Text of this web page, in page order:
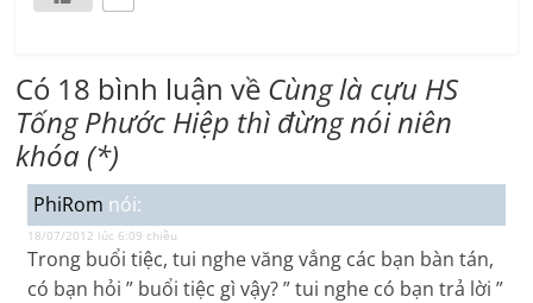
Có 18 bình luận về Cùng là cựu HS
Tống Phước Hiệp thì đừng nói niên
khóa (*)
PhiRom nói:
18/07/2012 lúc 6:09 chiều
Trong buổi tiệc, tui nghe văng vẳng các bạn bàn tán,
có bạn hỏi ” buổi tiệc gì vậy? ” tui nghe có bạn trả lời ”